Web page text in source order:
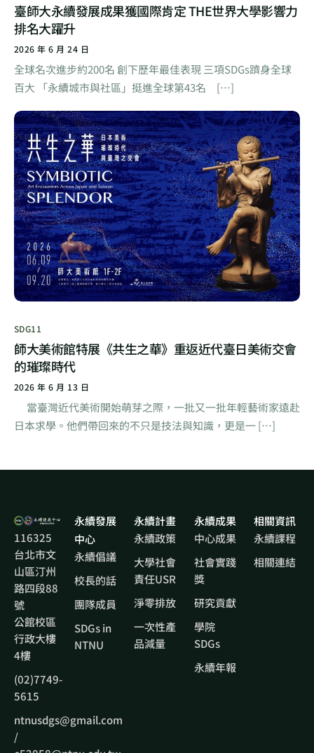
臺師大永續發展成果獲國際肯定 THE世界大學影響力
排名大躍升
2026 年 6 月 24 日
全球名次進步約200名 創下歷年最佳表現 三項SDGs躋身全球
百大 「永續城市與社區」挺進全球第43名 […]
SDG11
師大美術館特展《共生之華》重返近代臺日美術交會
的璀璨時代
2026 年 6 月 13 日
當臺灣近代美術開始萌芽之際，一批又一批年輕藝術家遠赴
日本求學。他們帶回來的不只是技法與知識，更是一 […]
116325
台北市文
山區汀州
路四段88
號
公館校區
行政大樓
4樓
(02)7749-
5615
ntnusdgs@gmail.com
/
永續發展
中心
永續倡議
校長的話
團隊成員
SDGs in
NTNU
永續計畫
永續政策
大學社會
責任USR
淨零排放
一次性產
品減量
永續成果
中心成果
社會實踐
獎
研究貢獻
學院
SDGs
永續年報
相關資訊
永續課程
相關連結